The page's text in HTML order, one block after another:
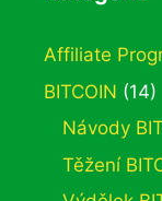
Affiliate
BITCOIN (14)
Návody
Těžení